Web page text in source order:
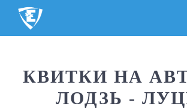
КВИТКИ НА
ЛОДЗЬ -